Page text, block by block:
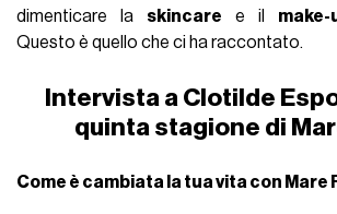
dimenticare la skincare e il make-
Questo è quello che ci ha raccontato.
Intervista a Clotilde
quinta stagione di
Come è cambiata la tua vita con Mare